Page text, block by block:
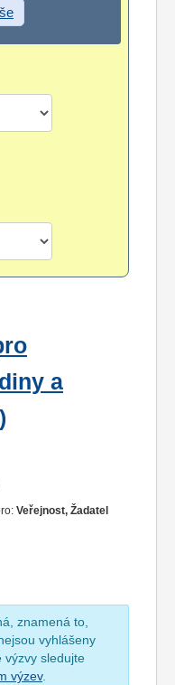
a
Veřejnost, Žadatel
znamená to,
vyhlášeny
výzvy sledujte
výzev.